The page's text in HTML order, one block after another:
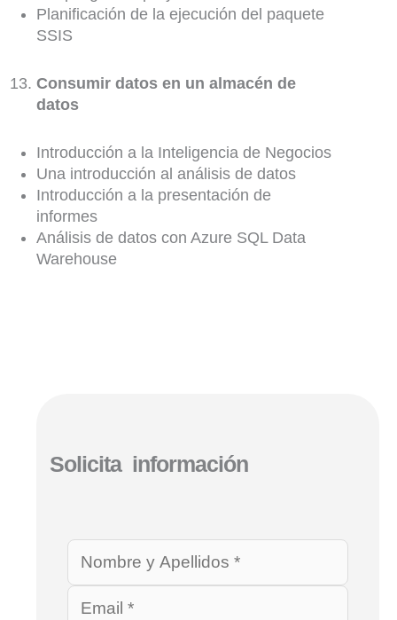
Planificación de la ejecución del paquete
SSIS
Consumir datos en un almacén de
datos
Introducción a la Inteligencia de Negocios
Una introducción al análisis de datos
Introducción a la presentación de
informes
Análisis de datos con Azure SQL Data
Warehouse
Solicita información